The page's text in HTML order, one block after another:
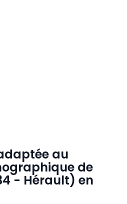
au
de
- Hérault) en